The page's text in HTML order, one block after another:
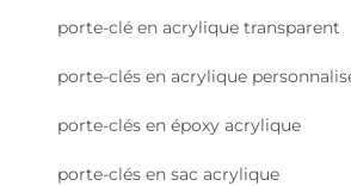
porte-clé en acrylique transparent
porte-clés en acrylique
porte-clés en époxy acrylique
porte-clés en sac acrylique